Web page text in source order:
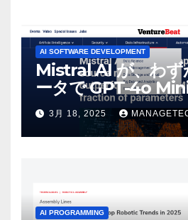
AI SOFTWARE DEVELOPMENT
Mistral AI が、わず
ータで GPT-4o
しいオープンソース
リース |
3月 18, 2025
AI PROGRAMMING